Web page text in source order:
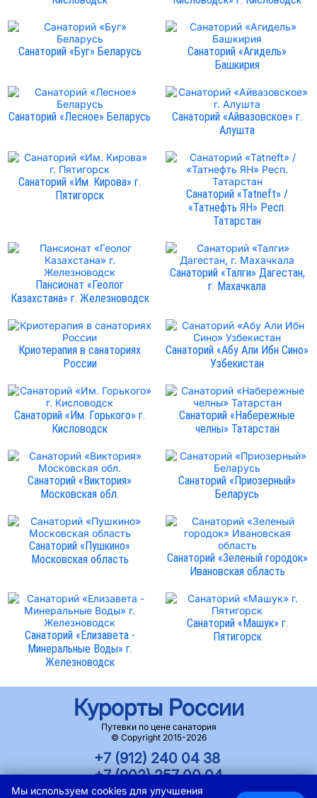
Санаторий «Буг» Беларусь
Санаторий «Агидель»
Башкирия
Санаторий «Лесное» Беларусь
Санаторий «Айвазовское» г.
Алушта
Санаторий «Им. Кирова» г.
Пятигорск
Санаторий «Tatneft» /
«Татнефть ЯН» Респ.
Татарстан
Пансионат «Геолог
Казахстана» г. Железноводск
Санаторий «Талги» Дагестан,
г. Махачкала
Криотерапия в санаториях
России
Санаторий «Абу Али Ибн Сино»
Узбекистан
Санаторий «Им. Горького» г.
Кисловодск
Санаторий «Набережные
челны» Татарстан
Санаторий «Виктория»
Московская обл.
Санаторий «Приозерный»
Беларусь
Санаторий «Пушкино»
Московская область
Санаторий «Зеленый городок»
Ивановская область
Санаторий «Елизавета -
Минеральные Воды» г.
Железноводск
Санаторий «Машук» г.
Пятигорск
Курорты России
Путевки по цене санатория
© Copyright 2015-2026
+7 (912) 240 04 38
+7 (902) 257 00 04
Мы используем cookies для улучшения